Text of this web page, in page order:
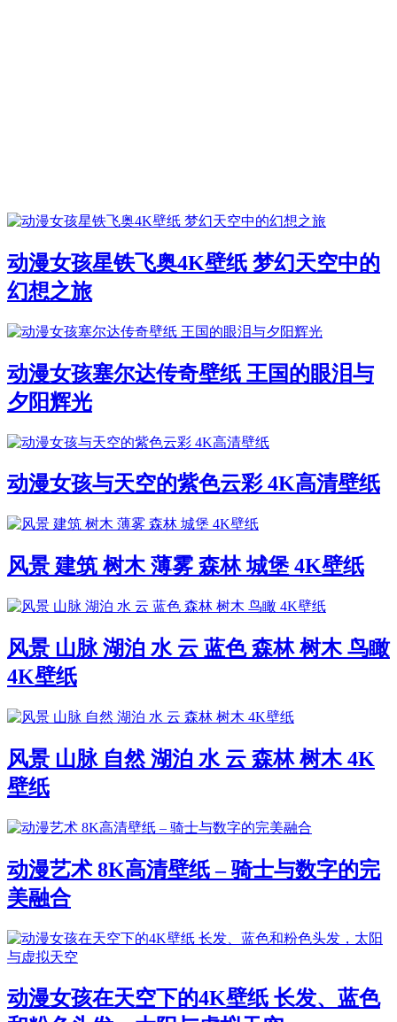
动漫女孩星铁飞奥4K壁纸 梦幻天空中的
幻想之旅
动漫女孩塞尔达传奇壁纸 王国的眼泪与
夕阳辉光
动漫女孩与天空的紫色云彩 4K高清壁纸
风景 建筑 树木 薄雾 森林 城堡 4K壁纸
风景 山脉 湖泊 水 云 蓝色 森林 树木 鸟瞰
4K壁纸
风景 山脉 自然 湖泊 水 云 森林 树木 4K
壁纸
动漫艺术 8K高清壁纸 – 骑士与数字的完
美融合
动漫女孩在天空下的4K壁纸 长发、蓝色